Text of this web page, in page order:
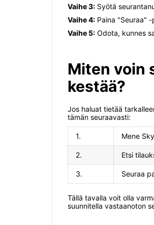
Vaihe 3: Syötä
Vaihe 4: Paina "Seuraa"
Vaihe 5: Odota, kunnes
Miten voin
kestää?
Jos haluat tietää
tämän seuraavasti:
1. Mene
2. Etsi
3. Seuraa
Tällä tavalla voit olla
suunnitella vastaanoton